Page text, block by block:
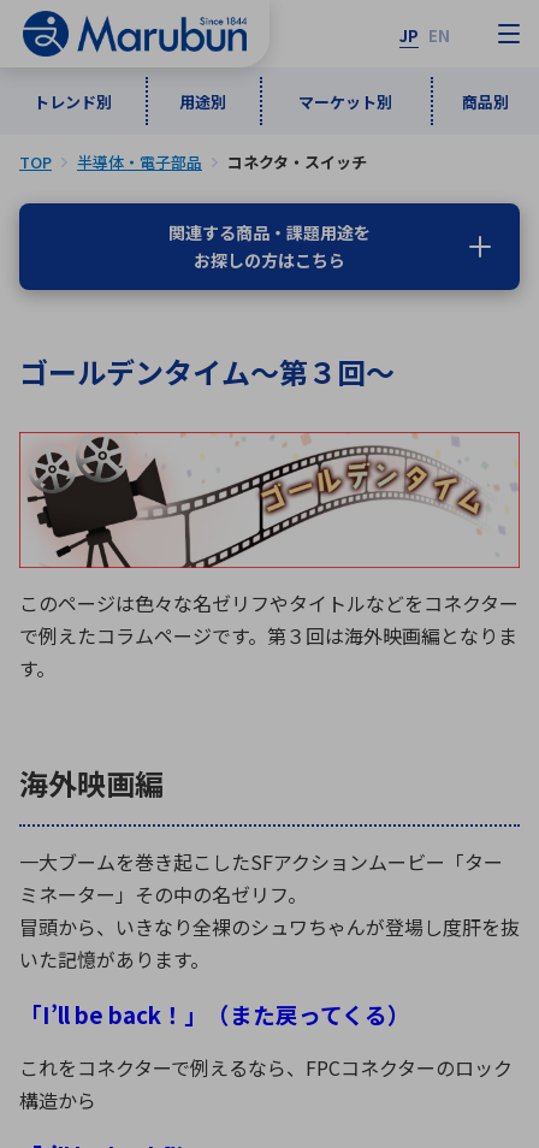
JP EN
トレンド別 用途別 マーケット別 商品別
トレンド別
インダストリアルDXソリューション
5G・Local 5G
ワイヤレス給電
ロボティクス（AI）
ブログ｜ここから始まる最新技術
用途別
通信・ネットワーク
監視・セキュリティ
計測・検出
品質管理・検査
レーダ・衛星通信
照射
シミュレーター
マーケット別
情報通信 宇宙・防衛
民生
商品別
計測・測定・表示機器 検査・分析機器
ICTソリューション
特定用途向け・その他
医療機器
メーカ一覧
な行
は行 ま行
アルファベット順
A B
E
F G
H
I
K
L
U
Y
Z
検索
TOP 半導体・電子部品 コネクタ・スイッチ
関連する商品・課題用途を
お探しの方はこちら
ゴールデンタイム～第３回～
このページは色々な名ゼリフやタイトルなどをコネクター
で例えたコラムページです。第３回は海外映画編となりま
す。
海外映画編
一大ブームを巻き起こしたSFアクションムービー「ター
ミネーター」その中の名ゼリフ。
冒頭から、いきなり全裸のシュワちゃんが登場し度肝を抜
いた記憶があります。
「I’ll be back！」（また戻ってくる）
これをコネクターで例えるなら、FPCコネクターのロック
構造から